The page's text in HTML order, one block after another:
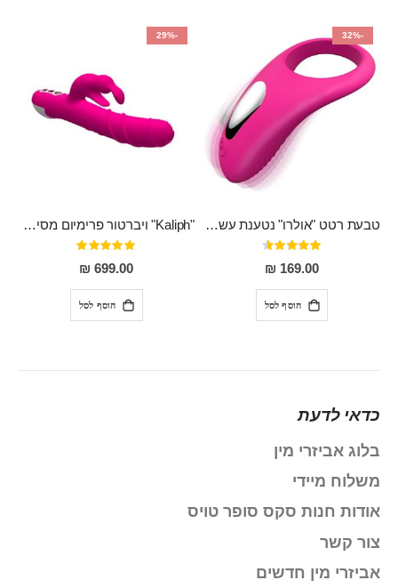
-32%
טבעת רטט "אולרו" נטענת עשויה סיליקון רפואי עם רטט חזק ומטריף חושים
דירוג:
91%
169.00 ₪
הוסף לסל
-29%
"Kaliph" ויברטור פרימיום מסיליקון רפואי , נטען, שקט במיוחד, מסתובב ומתפתל, שמנמן עם חדירה 14 סמ
דירוג:
100%
699.00 ₪
הוסף לסל
כדאי לדעת
בלוג אביזרי מין
משלוח מיידי
אודות חנות סקס סופר טויס
צור קשר
אביזרי מין חדשים